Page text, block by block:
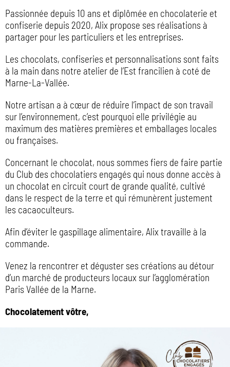
Passionnée depuis 10 ans et diplômée en chocolaterie et
confiserie depuis 2020, Alix propose ses réalisations à
partager pour les particuliers et les entreprises.
Les chocolats, confiseries et personnalisations sont faits
à la main dans notre atelier de l’Est francilien à coté de
Marne-La-Vallée.
Notre artisan a à cœur de réduire l’impact de son travail
sur l’environnement, c’est pourquoi elle privilégie au
maximum des matières premières et emballages locales
ou françaises.
Concernant le chocolat, nous sommes fiers de faire partie
du Club des chocolatiers engagés qui nous donne accès à
un chocolat en circuit court de grande qualité, cultivé
dans le respect de la terre et qui rémunèrent justement
les cacaoculteurs.
Afin d’éviter le gaspillage alimentaire, Alix travaille à la
commande.
Venez la rencontrer et déguster ses créations au détour
d’un marché de producteurs locaux sur l’agglomération
Paris Vallée de la Marne.
Chocolatement vôtre,